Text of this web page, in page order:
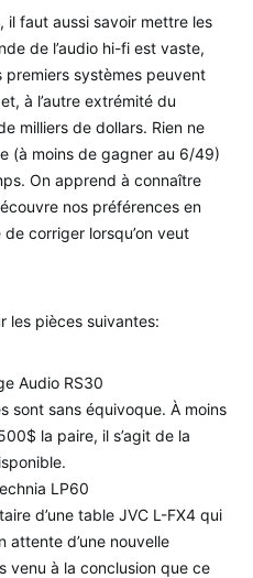
faut aussi savoir mettre les
de l’audio hi-fi est vaste,
premiers systèmes peuvent
à l’autre extrémité du
milliers de dollars. Rien ne
(à moins de gagner au 6/49)
On apprend à connaître
nos préférences en
corriger lorsqu’on veut
les pièces suivantes:
Audio RS30
sont sans équivoque. À moins
la paire, il s’agit de la
LP60
d’une table JVC L-FX4 qui
attente d’une nouvelle
venu à la conclusion que ce